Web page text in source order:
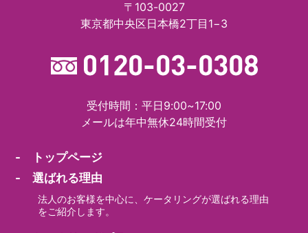
〒103-0027
東京都中央区日本橋2丁目1−3
受付時間：平日9:00~17:00
メールは年中無休24時間受付
- トップページ
- 選ばれる理由
法人のお客様を中心に、ケータリングが選ばれる理由
をご紹介します。